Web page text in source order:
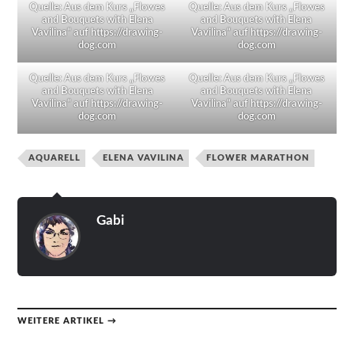
Quelle: Aus dem Kurs „Flowes
and Bouquets with Elena
Vavilina“ auf https://drawing-
dog.com
Quelle: Aus dem Kurs „Flowes
and Bouquets with Elena
Vavilina“ auf https://drawing-
dog.com
Quelle: Aus dem Kurs „Flowes
and Bouquets with Elena
Vavilina“ auf https://drawing-
dog.com
Quelle: Aus dem Kurs „Flowes
and Bouquets with Elena
Vavilina“ auf https://drawing-
dog.com
AQUARELL ELENA VAVILINA FLOWER MARATHON
Gabi
WEITERE ARTIKEL →